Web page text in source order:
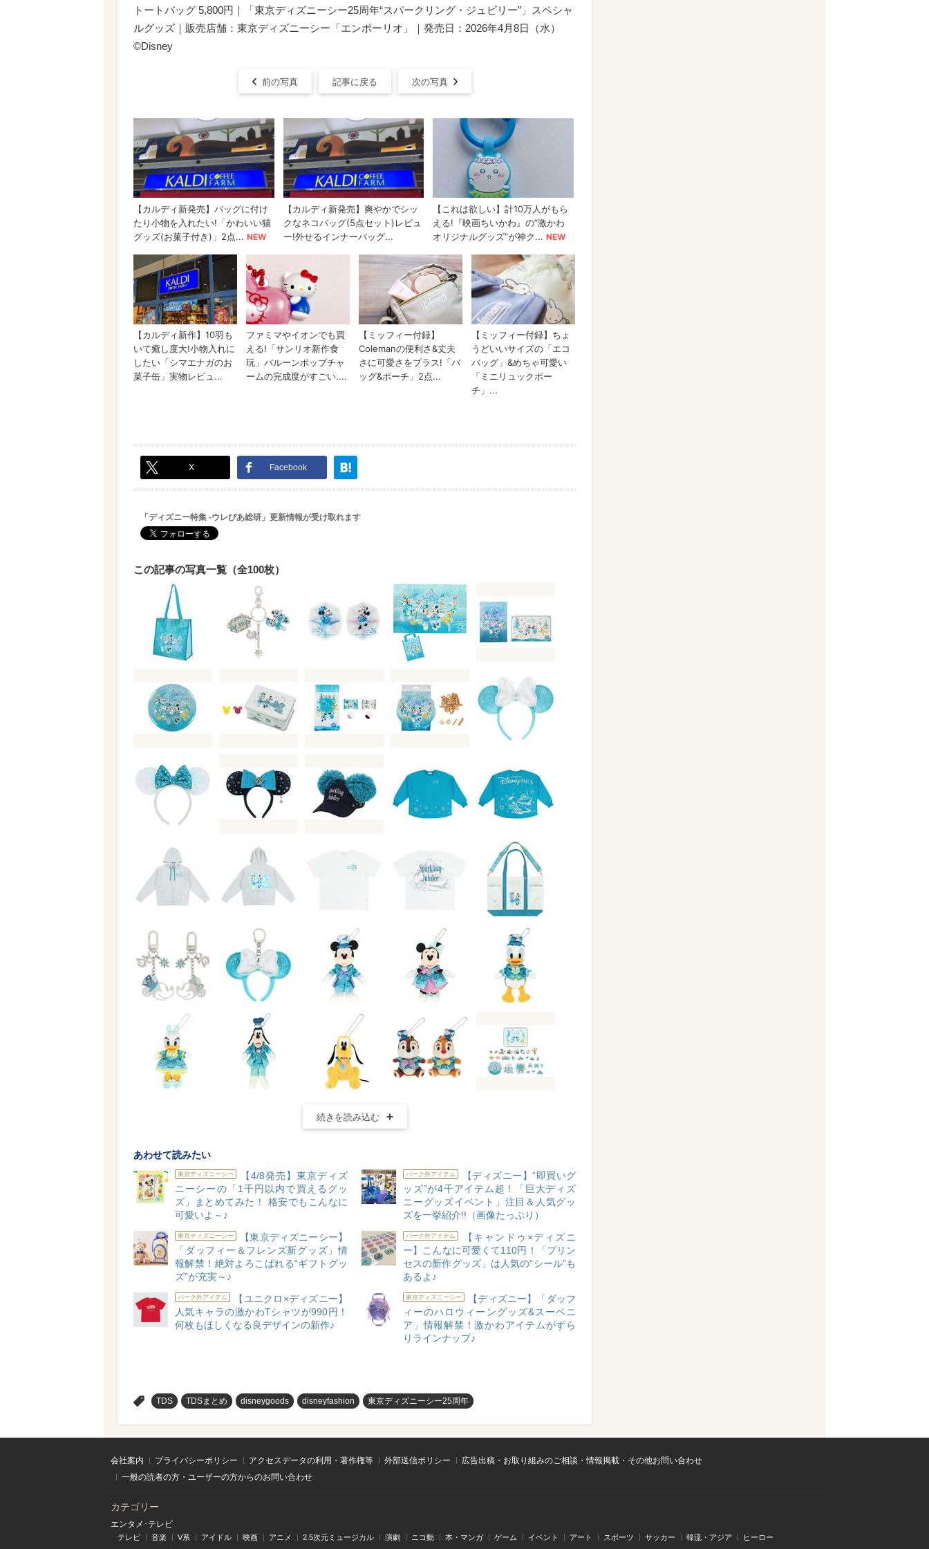
トートバッグ 5,800円｜「東京ディズニーシー25周年“スパークリング・ジュビリー”」スペシャ
ルグッズ｜販売店舗：東京ディズニーシー「エンポーリオ」｜発売日：2026年4月8日（水）
©Disney
前の写真 記事に戻る 次の写真
X Facebook
「ディズニー特集 -ウレぴあ総研」更新情報が受け取れます
この記事の写真一覧（全100枚）
続きを読み込む
あわせて読みたい
東京ディズニーシー
【4/8発売】東京ディズ
ニーシーの「1千円以内で買えるグッ
ズ」まとめてみた！ 格安でもこんなに
可愛いよ～♪
パーク外アイテム
【ディズニー】“即買いグ
ッズ”が4千アイテム超！「巨大ディズ
ニーグッズイベント」注目＆人気グッ
ズを一挙紹介!!（画像たっぷり）
東京ディズニーシー
【東京ディズニーシー】
「ダッフィー＆フレンズ新グッズ」情
報解禁！絶対よろこばれる“ギフトグッ
ズ”が充実～♪
パーク外アイテム
【キャンドゥ×ディズニ
ー】こんなに可愛くて110円！「プリン
セスの新作グッズ」は人気の“シール”も
あるよ♪
パーク外アイテム
【ユニクロ×ディズニー】
人気キャラの激かわTシャツが990円！
何枚もほしくなる良デザインの新作♪
東京ディズニーシー
【ディズニー】「ダッフ
ィーのハロウィーングッズ&スーベニ
ア」情報解禁！激かわアイテムがずら
りラインナップ♪
TDS TDSまとめ disneygoods disneyfashion 東京ディズニーシー25周年
会社案内 プライバシーポリシー アクセスデータの利用・著作権等 外部送信ポリシー
広告出稿・お取り組みのご相談・情報掲載・その他お問い合わせ
一般の読者の方・ユーザーの方からのお問い合わせ
カテゴリー
エンタメ･テレビ
テレビ 音楽 V系 アイドル 映画 アニメ 2.5次元ミュージカル 演劇 ニコ動 本・マンガ ゲーム イベント アート スポーツ サッカー 韓流・アジア ヒーロー